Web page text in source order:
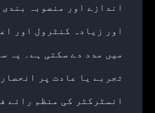
اندازے اور منصوبہ
اور زیادہ کنٹرول اور
میں مدد دے سکتی ہے۔ یہ
تجربے یا عادت پر
انسٹرکٹر کی منظم رائے